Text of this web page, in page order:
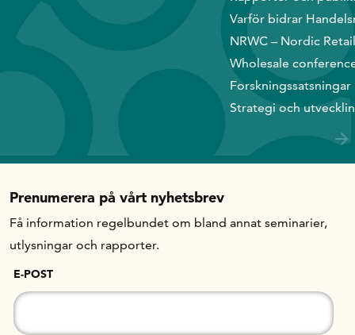
In English
Varför bidrar
NRWC – Nordic
Wholesale
Forskningssatsningar
Strategi och
Prenumerera på vårt nyhetsbrev
Få information regelbundet om bland annat seminarier,
utlysningar och rapporter.
E-POST